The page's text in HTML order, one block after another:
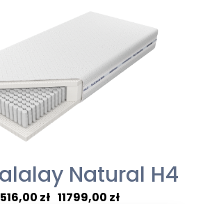
zł
Natural H4
zł 11799,00 zł